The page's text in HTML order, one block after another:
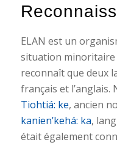
ELAN est un
situation minoritaire
reconnaît que deux
français et
Tiohtiá: ke, ancien
kanien’kehá: ka,
était également